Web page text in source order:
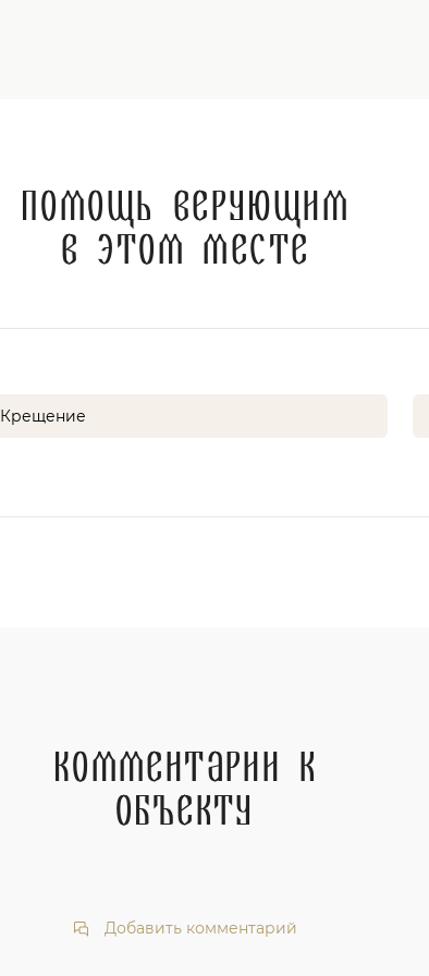
Помощь верующим
в этом месте
Крещение
Комментарии к
объекту
Добавить комментарий